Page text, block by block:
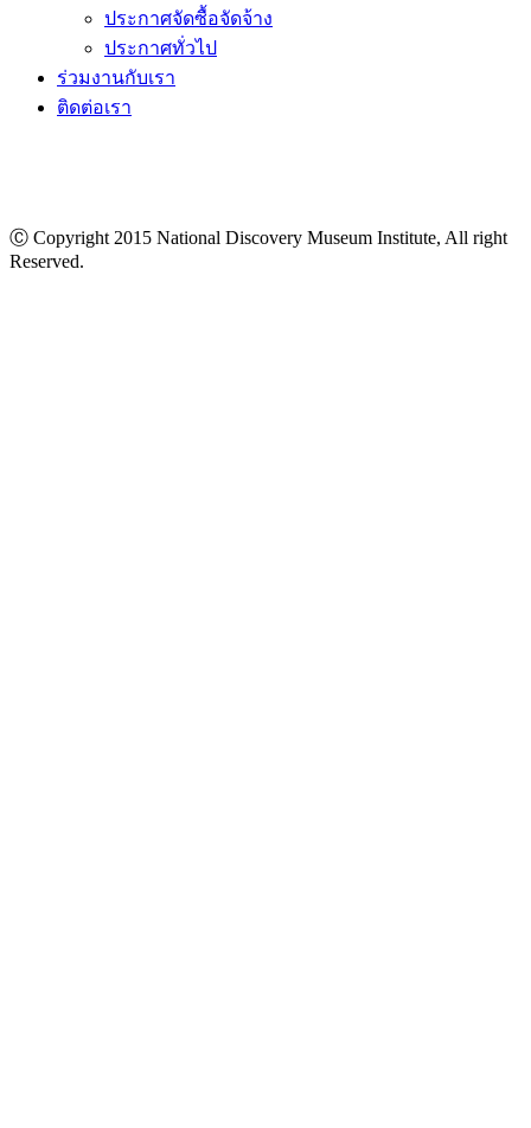
ประกาศจัดซื้อจัดจ้าง
ประกาศทั่วไป
ร่วมงานกับเรา
ติดต่อเรา
Ⓒ Copyright 2015 National Discovery Museum Institute, All right
Reserved.